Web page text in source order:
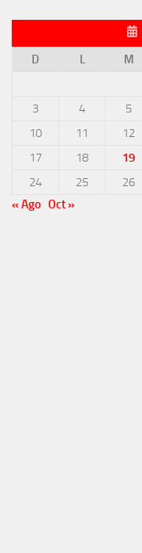
D
L M
3
4 5
10
11 12
17
18 19
24
25 26
« Ago Oct »